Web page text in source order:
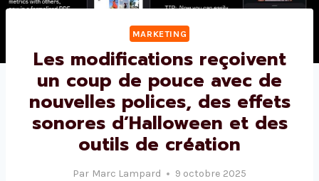
MARKETING
Les modifications reçoivent
un coup de pouce avec de
nouvelles polices, des effets
sonores d’Halloween et des
outils de création
Par Marc Lampard 9 octobre 2025